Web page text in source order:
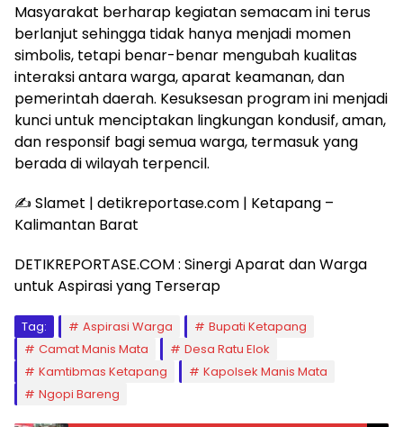
Masyarakat berharap kegiatan semacam ini terus
berlanjut sehingga tidak hanya menjadi momen
simbolis, tetapi benar-benar mengubah kualitas
interaksi antara warga, aparat keamanan, dan
pemerintah daerah. Kesuksesan program ini menjadi
kunci untuk menciptakan lingkungan kondusif, aman,
dan responsif bagi semua warga, termasuk yang
berada di wilayah terpencil.
✍️ Slamet | detikreportase.com | Ketapang –
Kalimantan Barat
DETIKREPORTASE.COM : Sinergi Aparat dan Warga
untuk Aspirasi yang Terserap
Tag: Aspirasi Warga
Bupati Ketapang
Camat Manis Mata
Desa Ratu Elok
Kamtibmas Ketapang
Kapolsek Manis Mata
Ngopi Bareng